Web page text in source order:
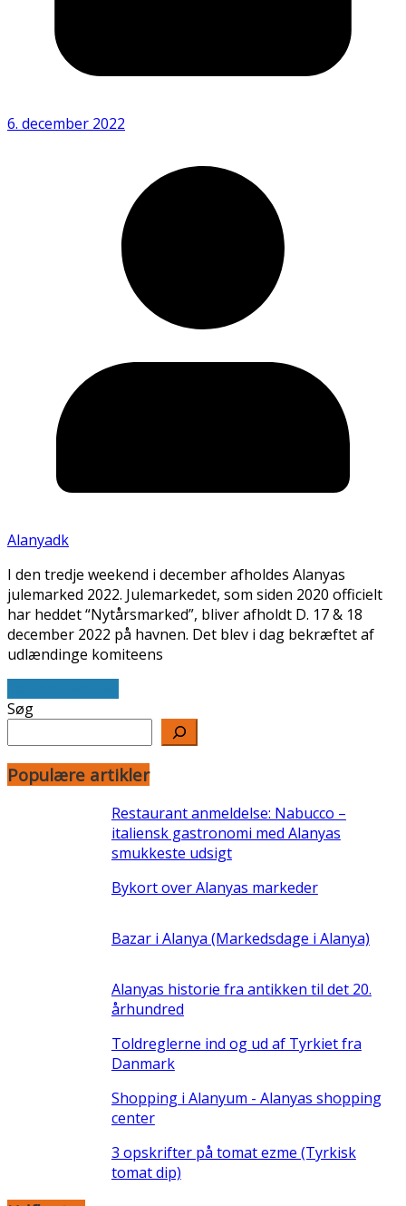
6. december 2022
Alanyadk
I den tredje weekend i december afholdes Alanyas
julemarked 2022. Julemarkedet, som siden 2020 officielt
har heddet “Nytårsmarked”, bliver afholdt D. 17 & 18
december 2022 på havnen. Det blev i dag bekræftet af
udlændinge komiteens
Søg
Populære artikler
Restaurant anmeldelse: Nabucco –
italiensk gastronomi med Alanyas
smukkeste udsigt
Bykort over Alanyas markeder
Bazar i Alanya (Markedsdage i Alanya)
Alanyas historie fra antikken til det 20.
århundred
Toldreglerne ind og ud af Tyrkiet fra
Danmark
Shopping i Alanyum - Alanyas shopping
center
3 opskrifter på tomat ezme (Tyrkisk
tomat dip)